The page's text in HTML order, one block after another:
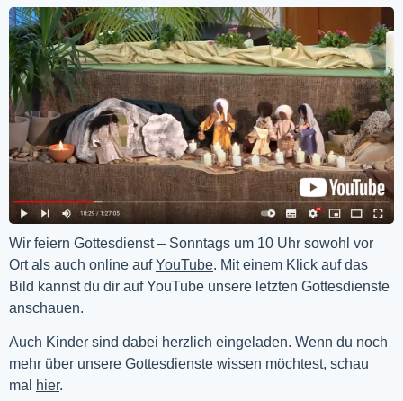
Wir feiern Gottesdienst – Sonntags um 10 Uhr sowohl vor
Ort als auch online auf YouTube. Mit einem Klick auf das
Bild kannst du dir auf YouTube unsere letzten Gottesdienste
anschauen.
Auch Kinder sind dabei herzlich eingeladen. Wenn du noch
mehr über unsere Gottesdienste wissen möchtest, schau
mal
hier.